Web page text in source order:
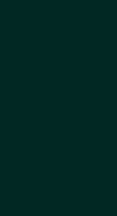
et orthographes
de